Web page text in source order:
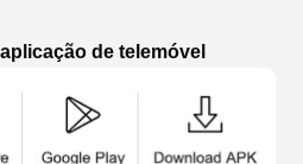
de telemóvel